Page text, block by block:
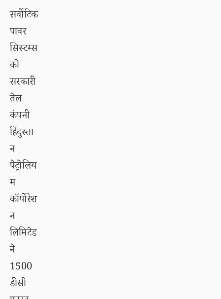
सर्वोटिक
पावर
सिस्टम्स
को
सरकारी
तेल
कंपनी
हिंदुस्ता
न
पेट्रोलिय
म
कॉर्पोरेश
न
लिमिटेड
ने
1500
डीसी